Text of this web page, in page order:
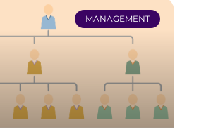
MANAGEMENT